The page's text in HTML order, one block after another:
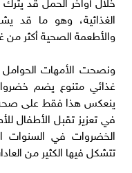
الغذائية، وهو ما قد
والأطعمة الصحية أكثر من
ونصحت الأمهات الحوامل
غذائي متنوع يضم
ينعكس هذا فقط على صحة
في تعزيز تقبل الأطفال
الخضروات في السنوات
تتشكل فيها الكثير من